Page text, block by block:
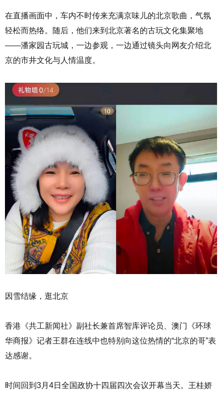
在直播画面中，车内不时传来充满京味儿的北京歌曲，气氛
轻松而热络。随后，他们来到北京著名的古玩文化集聚地
——潘家园古玩城，一边参观，一边通过镜头向网友介绍北
京的市井文化与人情温度。
因雪结缘，逛北京
香港《共工新闻社》副社长兼首席智库评论员、澳门《环球
华商报》记者王群在连线中也特别向这位热情的“北京的哥”表
达感谢。
时间回到3月4日全国政协十四届四次会议开幕当天。王桂娇